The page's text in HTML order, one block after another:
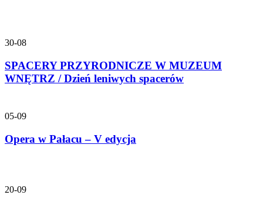
30-08
SPACERY PRZYRODNICZE W MUZEUM
WNĘTRZ / Dzień leniwych spacerów
05-09
Opera w Pałacu – V edycja
20-09